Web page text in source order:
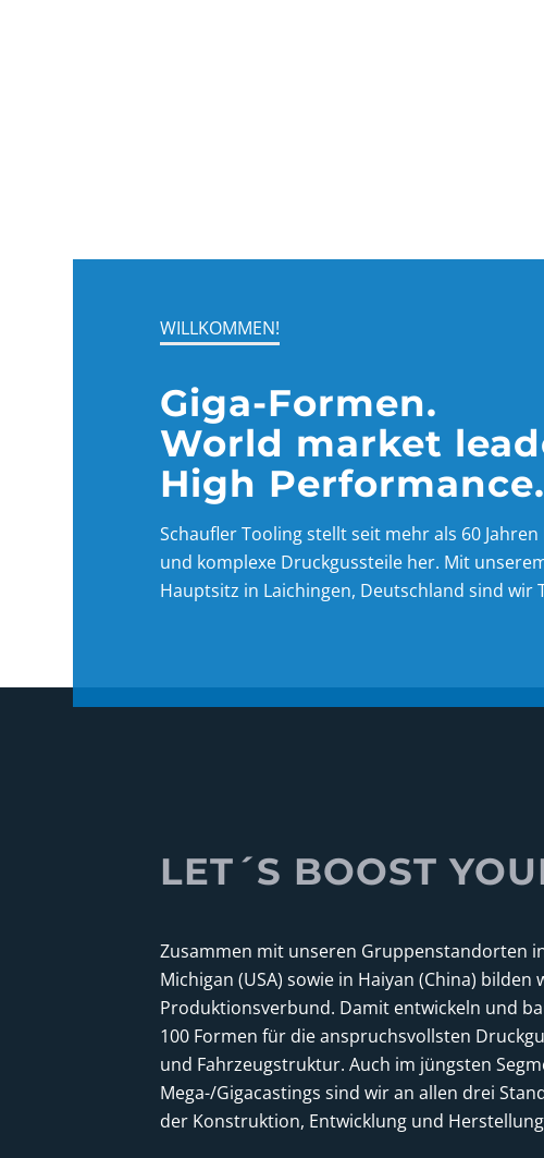
WILLKOMMEN!
Giga-Formen.
World market
High Performance.
Schaufler Tooling stellt seit mehr als 60
und komplexe Druckgussteile her. Mit
Hauptsitz in Laichingen, Deutschland sind wir
LET´S BOOST
Zusammen mit unseren Gruppenstandorten
Michigan (USA) sowie in Haiyan (China)
Produktionsverbund. Damit entwickeln und
100 Formen für die anspruchsvollsten
und Fahrzeugstruktur. Auch im jüngsten
Mega-/Gigacastings sind wir an allen drei
der Konstruktion, Entwicklung und